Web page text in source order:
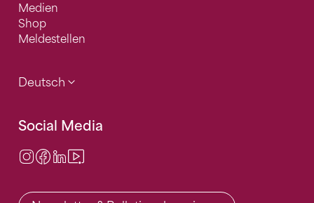
Medien
Shop
Meldestellen
Deutsch
Social Media
Instagram
Facebook
LinkedIn